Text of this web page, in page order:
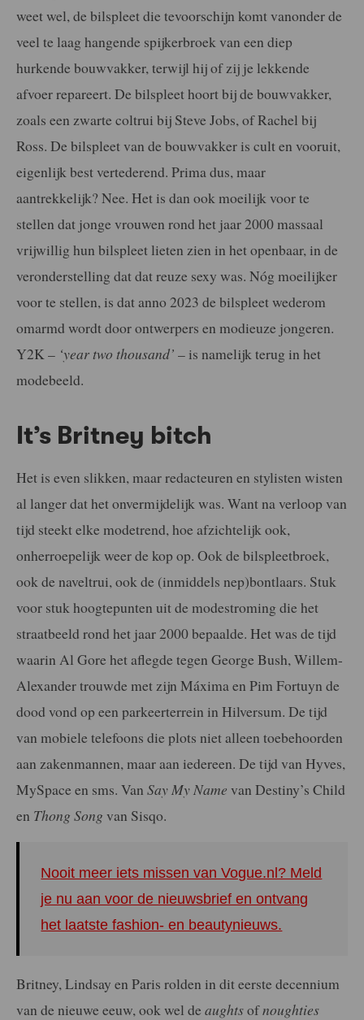
weet wel, de bilspleet die tevoorschijn komt vanonder de
veel te laag hangende spijkerbroek van een diep
hurkende bouwvakker, terwijl hij of zij je lekkende
afvoer repareert. De bilspleet hoort bij de bouwvakker,
zoals een zwarte coltrui bij Steve Jobs, of Rachel bij
Ross. De bilspleet van de bouwvakker is cult en vooruit,
eigenlijk best vertederend. Prima dus, maar
aantrekkelijk? Nee. Het is dan ook moeilijk voor te
stellen dat jonge vrouwen rond het jaar 2000 massaal
vrijwillig hun bilspleet lieten zien in het openbaar, in de
veronderstelling dat dat reuze sexy was. Nóg moeilijker
voor te stellen, is dat anno 2023 de bilspleet wederom
omarmd wordt door ontwerpers en modieuze jongeren.
Y2K – ‘year two thousand’ – is namelijk terug in het
modebeeld.
It’s Britney bitch
Het is even slikken, maar redacteuren en stylisten wisten
al langer dat het onvermijdelijk was. Want na verloop van
tijd steekt elke modetrend, hoe afzichtelijk ook,
onherroepelijk weer de kop op. Ook de bilspleetbroek,
ook de naveltrui, ook de (inmiddels nep)bontlaars. Stuk
voor stuk hoogtepunten uit de modestroming die het
straatbeeld rond het jaar 2000 bepaalde. Het was de tijd
waarin Al Gore het aflegde tegen George Bush, Willem-
Alexander trouwde met zijn Máxima en Pim Fortuyn de
dood vond op een parkeerterrein in Hilversum. De tijd
van mobiele telefoons die plots niet alleen toebehoorden
aan zakenmannen, maar aan iedereen. De tijd van Hyves,
MySpace en sms. Van Say My Name van Destiny’s Child
en Thong Song van Sisqo.
Nooit meer iets missen van Vogue.nl? Meld
je nu aan voor de nieuwsbrief en ontvang
het laatste fashion- en beautynieuws.
Britney, Lindsay en Paris rolden in dit eerste decennium
van de nieuwe eeuw, ook wel de aughtsofnoughties